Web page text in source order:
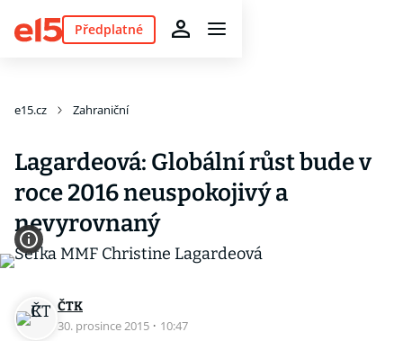
Předplatné
e15.cz Zahraniční
Lagardeová: Globální růst bude v
roce 2016 neuspokojivý a
nevyrovnaný
ČTK
30. prosince 2015 · 10:47